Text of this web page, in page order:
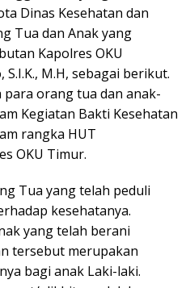
Dinas Kesehatan dan
Tua dan Anak yang
Kapolres OKU
M.H, sebagai berikut.
orang tua dan anak-
Kegiatan Bakti Kesehatan
rangka HUT
OKU Timur.
Tua yang telah peduli
kesehatanya.
yang telah berani
tersebut merupakan
bagi anak Laki-laki.